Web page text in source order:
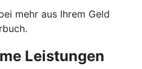
mehr aus Ihrem Geld
Leistungen